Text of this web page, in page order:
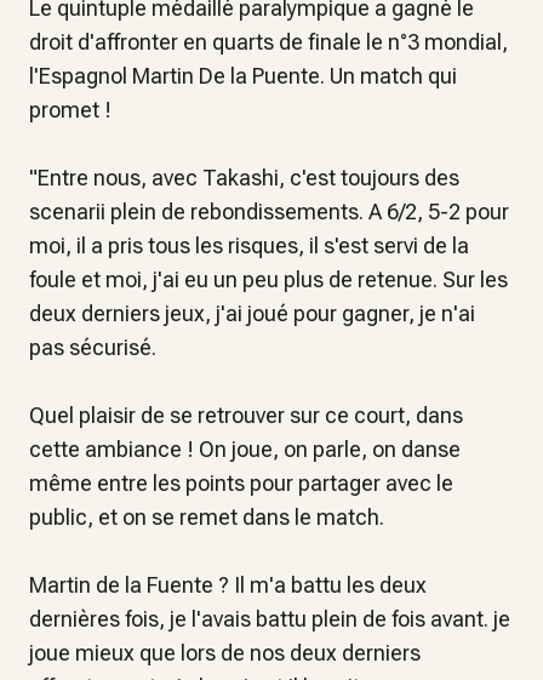
Le quintuple médaillé paralympique a gagné le
droit d'affronter en quarts de finale le n°3 mondial,
l'Espagnol Martin De la Puente. Un match qui
promet !
"Entre nous, avec Takashi, c'est toujours des
scenarii plein de rebondissements. A 6/2, 5-2 pour
moi, il a pris tous les risques, il s'est servi de la
foule et moi, j'ai eu un peu plus de retenue. Sur les
deux derniers jeux, j'ai joué pour gagner, je n'ai
pas sécurisé.
Quel plaisir de se retrouver sur ce court, dans
cette ambiance ! On joue, on parle, on danse
même entre les points pour partager avec le
public, et on se remet dans le match.
Martin de la Fuente ? Il m'a battu les deux
dernières fois, je l'avais battu plein de fois avant. je
joue mieux que lors de nos deux derniers